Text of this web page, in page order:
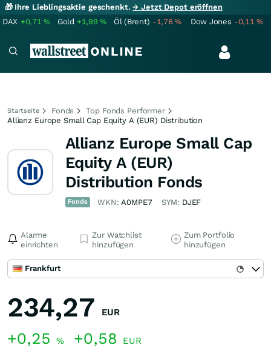
🎁 Ihre Lieblingsaktie geschenkt.→ Jetzt Depot eröffnen
DAX +0,71% Gold +1,99% Öl (Brent) -1,76% Dow Jones -0,11%
Startseite Fonds
Top Fonds Performer
Allianz Europe Small Cap Equity A (EUR) Distribution
Allianz Europe Small Cap
Equity A (EUR)
Distribution Fonds
Fonds WKN:A0MPE7 SYM: DJEF
Alarme
einrichten
Zur Watchlist
hinzufügen
Zum Portfolio
hinzufügen
Frankfurt
234,27 EUR
+0,25 % +0,58 EUR